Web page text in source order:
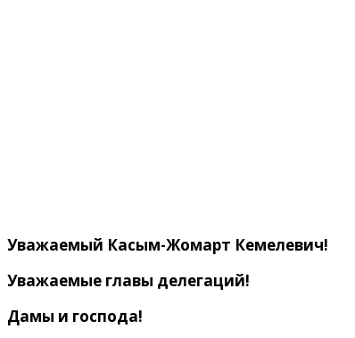
Уважаемый Касым-Жомарт Кемелевич!
Уважаемые главы делегаций!
Дамы и господа!